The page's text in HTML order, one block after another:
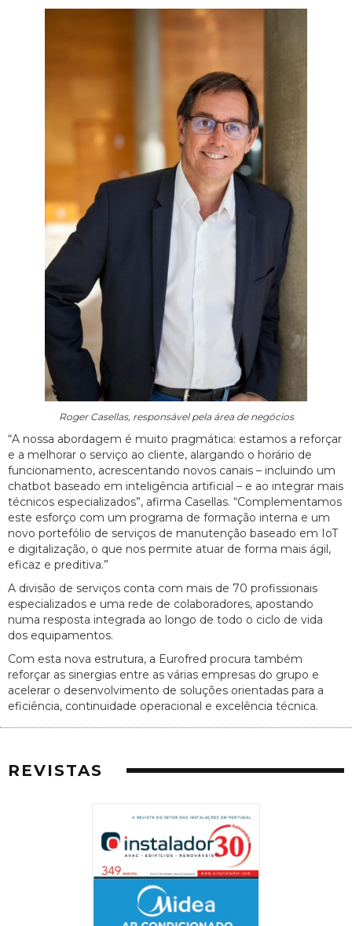
Roger Casellas, responsável pela área de negócios
“A nossa abordagem é muito pragmática: estamos a reforçar
e a melhorar o serviço ao cliente, alargando o horário de
funcionamento, acrescentando novos canais – incluindo um
chatbot baseado em inteligência artificial – e ao integrar mais
técnicos especializados”, afirma Casellas. “Complementamos
este esforço com um programa de formação interna e um
novo portefólio de serviços de manutenção baseado em IoT
e digitalização, o que nos permite atuar de forma mais ágil,
eficaz e preditiva.”
A divisão de serviços conta com mais de 70 profissionais
especializados e uma rede de colaboradores, apostando
numa resposta integrada ao longo de todo o ciclo de vida
dos equipamentos.
Com esta nova estrutura, a Eurofred procura também
reforçar as sinergias entre as várias empresas do grupo e
acelerar o desenvolvimento de soluções orientadas para a
eficiência, continuidade operacional e excelência técnica.
REVISTAS